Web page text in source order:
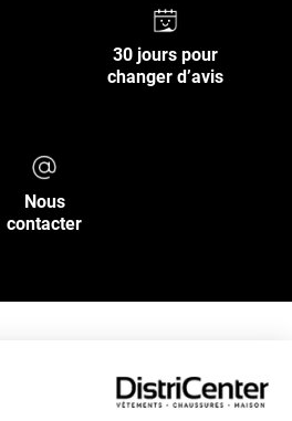
30 jours pour
changer d’avis
Nous
contacter